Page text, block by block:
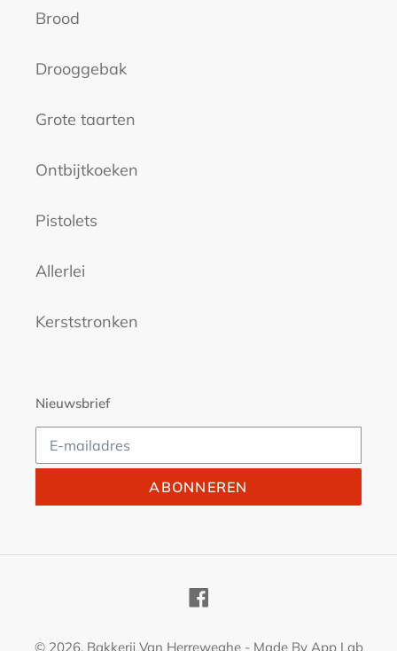
Brood
Drooggebak
Grote taarten
Ontbijtkoeken
Pistolets
Allerlei
Kerststronken
Nieuwsbrief
ABONNEREN
Facebook
© 2026, Bakkerij Van Herreweghe- Made By App Lab